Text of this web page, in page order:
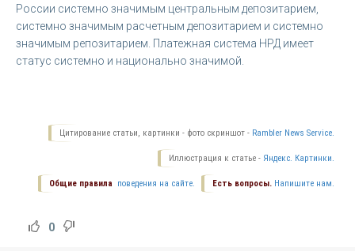
России системно значимым центральным депозитарием,
системно значимым расчетным депозитарием и системно
значимым репозитарием. Платежная система НРД имеет
статус системно и национально значимой.
Цитирование статьи, картинки - фото скриншот - Rambler News Service.
Иллюстрация к статье - Яндекс. Картинки.
Есть вопросы. Напишите нам.
Общие правила поведения на сайте.
0